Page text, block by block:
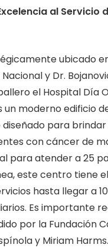
al Servicio
ubicado
y Dr.
el Hospital Día
un moderno edificio
para
con cáncer de
para atender a 25
este centro tiene
hasta llegar a
Es importante
por la Fundación
y Miriam Harms.